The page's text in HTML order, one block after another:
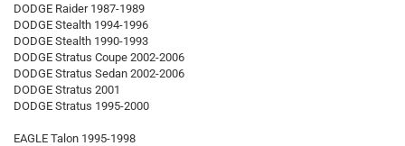
DODGE Raider 1987-1989
DODGE Stealth 1994-1996
DODGE Stealth 1990-1993
DODGE Stratus Coupe 2002-2006
DODGE Stratus Sedan 2002-2006
DODGE Stratus 2001
DODGE Stratus 1995-2000
EAGLE Talon 1995-1998